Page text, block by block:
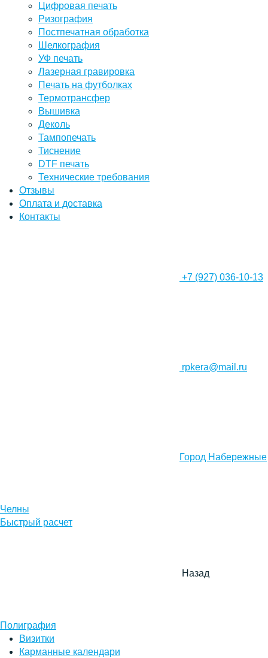
Цифровая печать
Ризография
Постпечатная обработка
Шелкография
УФ печать
Лазерная гравировка
Печать на футболках
Термотрансфер
Вышивка
Деколь
Тампопечать
Тиснение
DTF печать
Технические требования
Отзывы
Оплата и доставка
Контакты
+7 (927) 036-10-13
rpkera@mail.ru
Город Набережные
Челны
Быстрый расчет
Назад
Полиграфия
Визитки
Карманные календари